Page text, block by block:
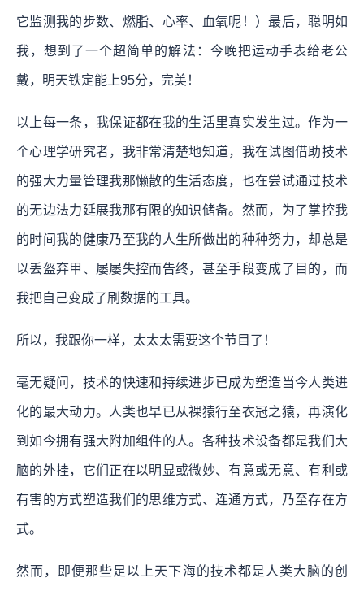
它监测我的步数、燃脂、心率、血氧呢！）最后，聪明如
我，想到了一个超简单的解法：今晚把运动手表给老公
戴，明天铁定能上95分，完美！
以上每一条，我保证都在我的生活里真实发生过。作为一
个心理学研究者，我非常清楚地知道，我在试图借助技术
的强大力量管理我那懒散的生活态度，也在尝试通过技术
的无边法力延展我那有限的知识储备。然而，为了掌控我
的时间我的健康乃至我的人生所做出的种种努力，却总是
以丢盔弃甲、屡屡失控而告终，甚至手段变成了目的，而
我把自己变成了刷数据的工具。
所以，我跟你一样，太太太需要这个节目了！
毫无疑问，技术的快速和持续进步已成为塑造当今人类进
化的最大动力。人类也早已从裸猿行至衣冠之猿，再演化
到如今拥有强大附加组件的人。 各种技术设备都是我们大
脑的外挂，它们正在以明显或微妙、有意或无意、有利或
有害的方式塑造我们的思维方式、连通方式，乃至存在方
式。
然而，即便那些足以上天下海的技术都是人类大脑的创